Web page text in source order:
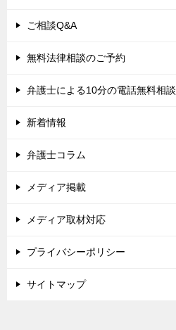
ご相談Q&A
無料法律相談のご予約
弁護士による10分の電話無料相談
新着情報
弁護士コラム
メディア掲載
メディア取材対応
プライバシーポリシー
サイトマップ